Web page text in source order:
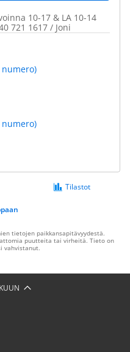
10-17 & LA 10-14
721 1617 / Joni
Tilastot
tietojen paikkansapitävyydestä.
puutteita tai virheitä. Tieto on
vahvistanut.